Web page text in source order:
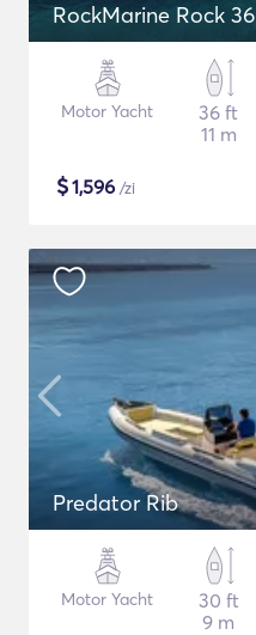
RockMarine Rock 36
Motor Yacht
36 ft
11 m
$1,596 /zi
Predator Rib
Motor Yacht
30 ft
9 m